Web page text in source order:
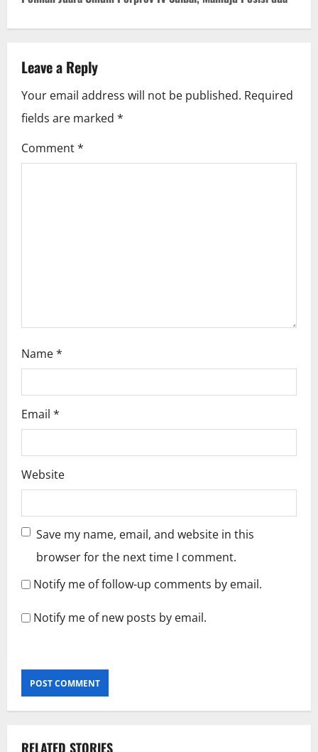
n
a
v
i
g
Leave a Reply
Your email address will not be published. Required
fields are marked *
Comment*
Name*
Email *
Website
Save my name, email, and website in this
browser for the next time I comment.
Notify me of follow-up comments by email.
Notify me of new posts by email.
RELATED STORIES